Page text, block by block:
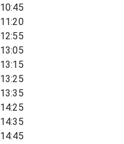
10:45
11:20
12:55
13:05
13:15
13:25
13:35
14:25
14:35
14:45